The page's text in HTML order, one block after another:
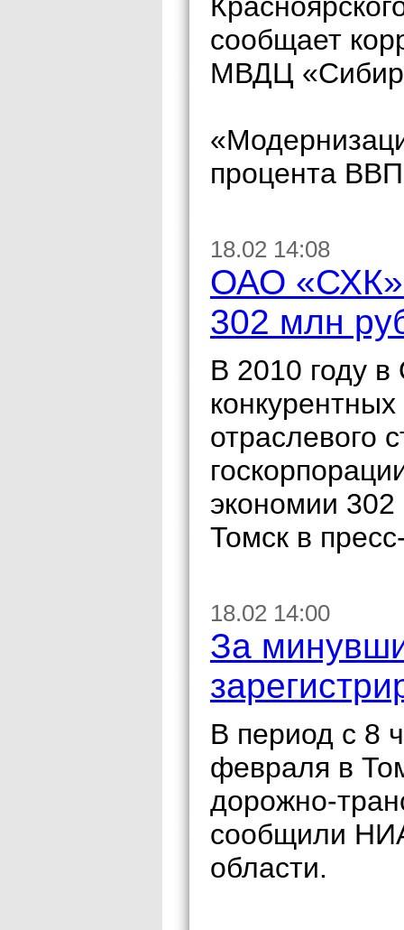
сообщает
МВДЦ
процента
18.02 14:08
ОАО «СХК»
302 млн
В 2010 году
отраслевого
экономии
Томск в
18.02 14:00
За
В период с 8
февраля в
дорожно-
сообщили
области.